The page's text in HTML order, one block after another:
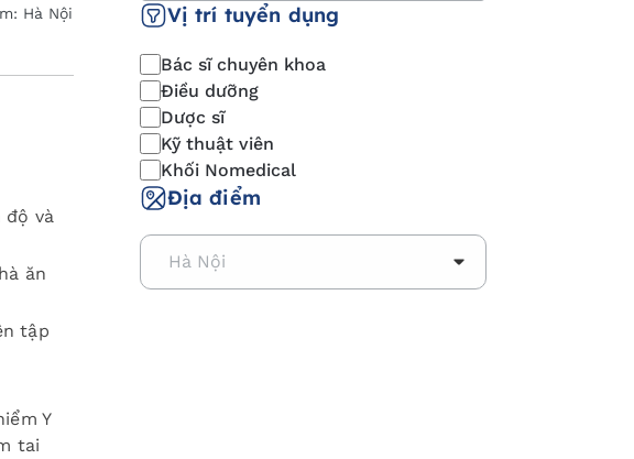
Hà Nội
và
ăn
tập
Y
tai
Vị trí tuyển dụng
Bác sĩ chuyên khoa
Điều dưỡng
Dược sĩ
Kỹ thuật viên
Khối Nomedical
Địa điểm